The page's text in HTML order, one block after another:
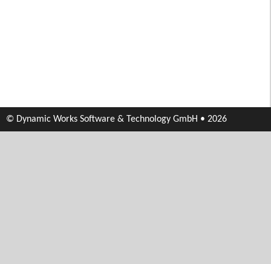
© Dynamic Works Software & Technology GmbH • 2026